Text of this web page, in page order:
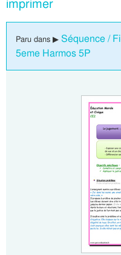
imprimer
Paru dans ▶ Séquence /
5eme Harmos 5P